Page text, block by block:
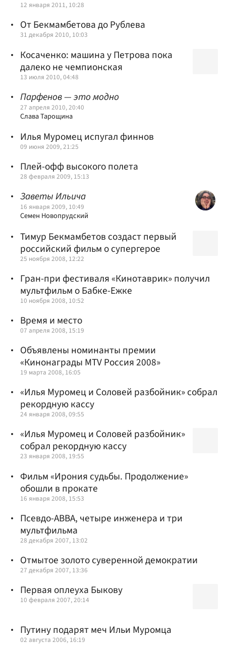
12 января 2011, 10:28
От Бекмамбетова до Рублева
31 декабря 2010, 10:03
Косаченко: машина у Петрова пока
далеко не чемпионская
13 июля 2010, 04:48
Парфенов — это модно
27 апреля 2010, 20:40
Слава Тарощина
Илья Муромец испугал финнов
09 июня 2009, 21:25
Плей-офф высокого полета
28 февраля 2009, 15:13
Заветы Ильича
16 января 2009, 10:49
Семен Новопрудский
Тимур Бекмамбетов создаст первый
российский фильм о супергерое
25 ноября 2008, 12:22
Гран-при фестиваля «Кинотаврик» получил
мультфильм о Бабке-Ежке
10 ноября 2008, 10:52
Время и место
07 апреля 2008, 15:19
Объявлены номинанты премии
«Кинонаграды MTV Россия 2008»
19 марта 2008, 16:05
«Илья Муромец и Соловей разбойник» собрал
рекордную кассу
24 января 2008, 09:55
«Илья Муромец и Соловей разбойник»
собрал рекордную кассу
23 января 2008, 19:55
Фильм «Ирония судьбы. Продолжение»
обошли в прокате
16 января 2008, 15:53
Псевдо-АВВА, четыре инженера и три
мультфильма
28 декабря 2007, 13:02
Отмытое золото суверенной демократии
27 декабря 2007, 13:36
Первая оплеуха Быкову
10 февраля 2007, 20:14
Путину подарят меч Ильи Муромца
02 августа 2006, 16:19